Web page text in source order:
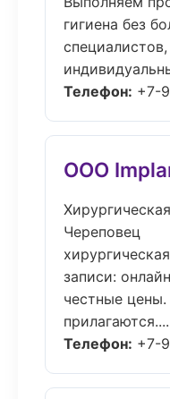
гигиена без
Телефон: +7-
ООО
Череповец
записи:
честные
прилагаются....
Телефон: +7-